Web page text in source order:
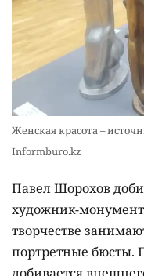
Женская красота –
Informburo.kz
Павел Шорохов
художник-
творчестве
портретные бюсты.